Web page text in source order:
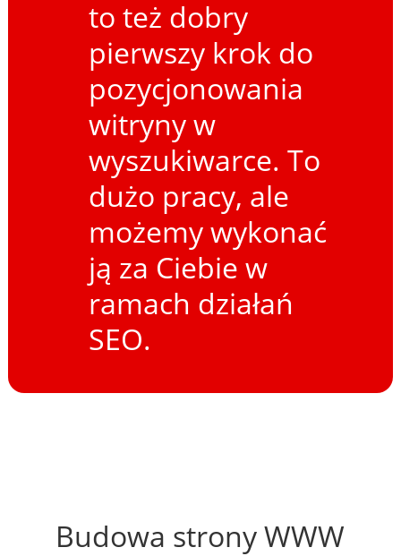
to też dobry
pierwszy krok do
pozycjonowania
witryny w
wyszukiwarce. To
dużo pracy, ale
możemy wykonać
ją za Ciebie w
ramach działań
SEO.
Budowa strony WWW